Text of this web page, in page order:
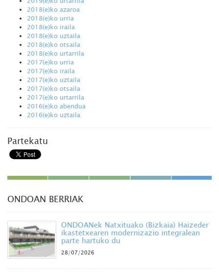
2018(e)ko azaroa
2018(e)ko urria
2018(e)ko iraila
2018(e)ko uztaila
2018(e)ko otsaila
2018(e)ko urtarrila
2017(e)ko urria
2017(e)ko iraila
2017(e)ko uztaila
2017(e)ko otsaila
2017(e)ko urtarrila
2016(e)ko abendua
2016(e)ko uztaila
Partekatu
ONDOAN BERRIAK
ONDOANek Natxituako (Bizkaia) Haizeder
ikastetxearen modernizazio integralean
parte hartuko du
28/07/2026